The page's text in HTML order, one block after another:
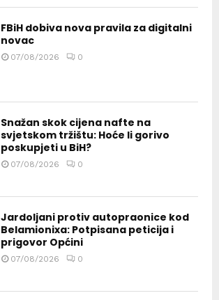
FBiH dobiva nova pravila za digitalni
novac
07/08/2026 0
Snažan skok cijena nafte na
svjetskom tržištu: Hoće li gorivo
poskupjeti u BiH?
07/08/2026 0
Jardoljani protiv autopraonice kod
Belamionixa: Potpisana peticija i
prigovor Općini
07/08/2026 0